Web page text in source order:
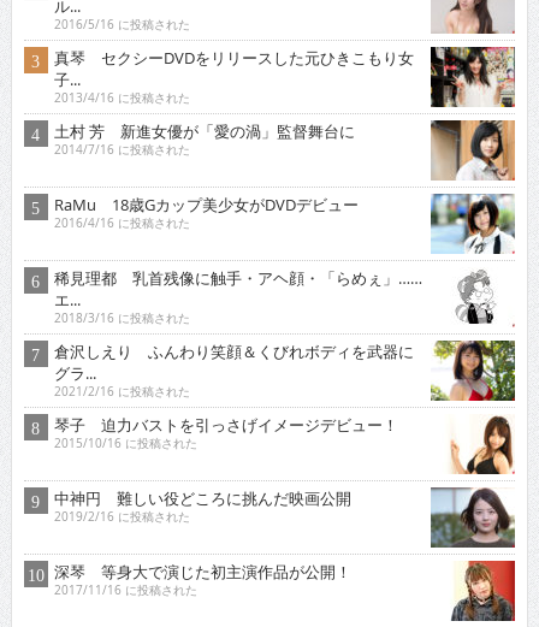
ル...
2016/5/16 に投稿された
真琴 セクシーDVDをリリースした元ひきこもり女
子...
2013/4/16 に投稿された
土村 芳 新進女優が「愛の渦」監督舞台に
2014/7/16 に投稿された
RaMu 18歳Gカップ美少女がDVDデビュー
2016/4/16 に投稿された
稀見理都 乳首残像に触手・アヘ顔・「らめぇ」……
エ...
2018/3/16 に投稿された
倉沢しえり ふんわり笑顔＆くびれボディを武器に
グラ...
2021/2/16 に投稿された
琴子 迫力バストを引っさげイメージデビュー！
2015/10/16 に投稿された
中神円 難しい役どころに挑んだ映画公開
2019/2/16 に投稿された
深琴 等身大で演じた初主演作品が公開！
2017/11/16 に投稿された